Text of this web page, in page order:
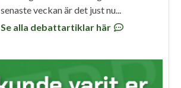
senaste veckan är det just nu...
Se alla debattartiklar här